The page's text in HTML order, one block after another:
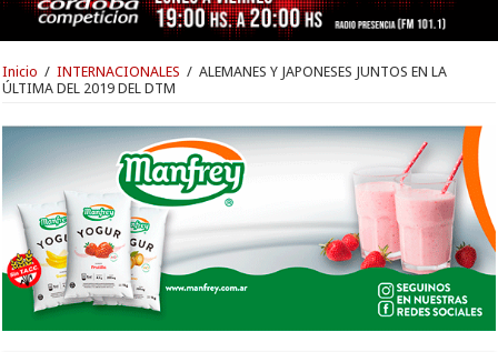
Inicio / INTERNACIONALES / ALEMANES Y JAPONESES JUNTOS EN LA
ÚLTIMA DEL 2019 DEL DTM